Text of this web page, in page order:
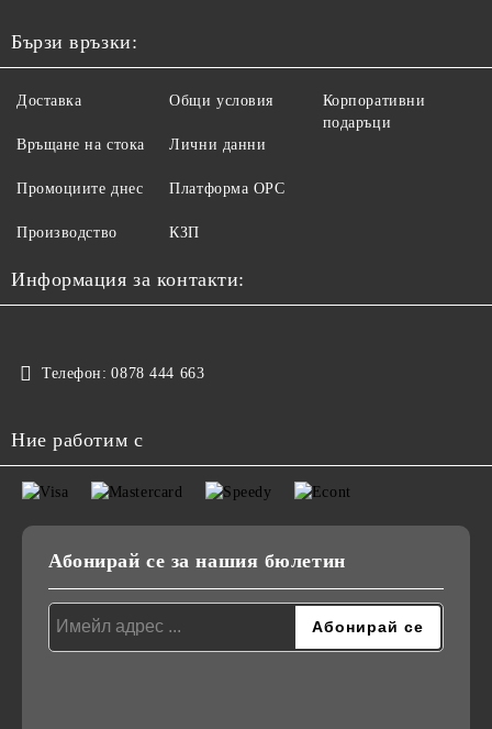
Бързи връзки:
Доставка
Връщане на стока
Промоциите днес
Производство
Общи условия
Лични данни
Платформа ОРС
КЗП
Корпоративни
подаръци
Информация за контакти:
Телефон: 0878 444 663
Ние работим с
Абонирай се за нашия бюлетин